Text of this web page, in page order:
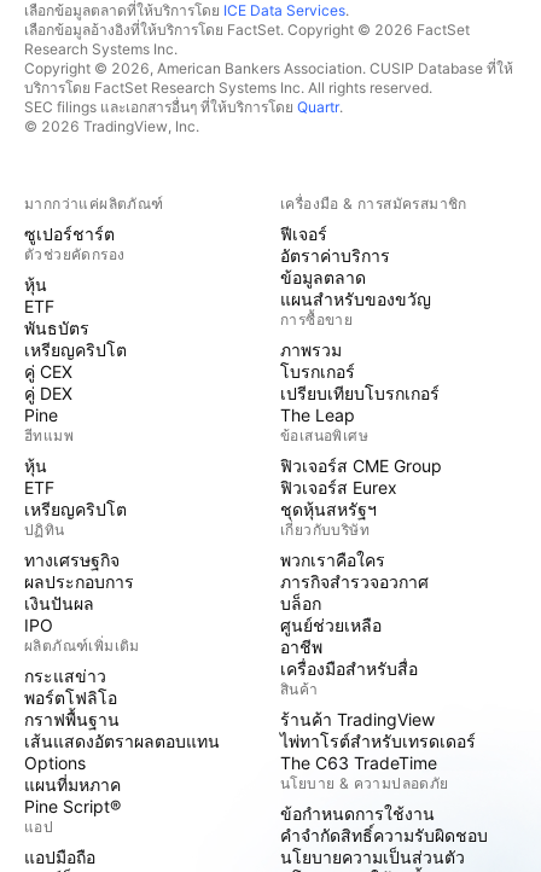
เลือกข้อมูลตลาดที่ให้บริการโดย ICE Data Services.
เลือกข้อมูลอ้างอิงที่ให้บริการโดย FactSet. Copyright © 2026 FactSet
Research Systems Inc.
Copyright © 2026, American Bankers Association. CUSIP Database ที่ให้
บริการโดย FactSet Research Systems Inc. All rights reserved.
SEC filings และเอกสารอื่นๆ ที่ให้บริการโดย Quartr.
© 2026 TradingView, Inc.
มากกว่าแค่ผลิตภัณฑ์
ซูเปอร์ชาร์ต
ตัวช่วยคัดกรอง
หุ้น
ETF
พันธบัตร
เหรียญคริปโต
คู่ CEX
คู่ DEX
Pine
ฮีทแมพ
หุ้น
ETF
เหรียญคริปโต
ปฏิทิน
ทางเศรษฐกิจ
ผลประกอบการ
เงินปันผล
IPO
ผลิตภัณฑ์เพิ่มเติม
กระแสข่าว
พอร์ตโฟลิโอ
กราฟพื้นฐาน
เส้นแสดงอัตราผลตอบแทน
Options
แผนที่มหภาค
Pine Script®
แอป
แอปมือถือ
เครื่องมือ & การสมัครสมาชิก
ฟีเจอร์
อัตราค่าบริการ
ข้อมูลตลาด
แผนสำหรับของขวัญ
การซื้อขาย
ภาพรวม
โบรกเกอร์
เปรียบเทียบโบรกเกอร์
The Leap
ข้อเสนอพิเศษ
ฟิวเจอร์ส CME Group
ฟิวเจอร์ส Eurex
ชุดหุ้นสหรัฐฯ
เกี่ยวกับบริษัท
พวกเราคือใคร
ภารกิจสำรวจอวกาศ
บล็อก
ศูนย์ช่วยเหลือ
อาชีพ
เครื่องมือสำหรับสื่อ
สินค้า
ร้านค้า TradingView
ไพ่ทาโรต์สำหรับเทรดเดอร์
The C63 TradeTime
นโยบาย & ความปลอดภัย
ข้อกำหนดการใช้งาน
คำจำกัดสิทธิ์ความรับผิดชอบ
นโยบายความเป็นส่วนตัว